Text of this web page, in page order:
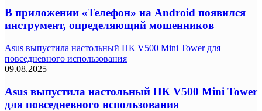
В приложении «Телефон» на Android появился
инструмент, определяющий мошенников
Asus выпустила настольный ПК V500 Mini Tower для
повседневного использования
09.08.2025
Asus выпустила настольный ПК V500 Mini Tower
для повседневного использования